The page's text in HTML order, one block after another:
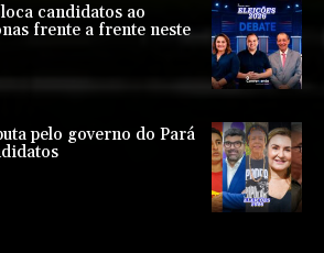
candidatos ao
frente a frente neste
pelo governo do Pará